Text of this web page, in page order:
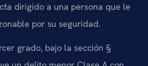
dirigido a una persona que le
por su seguridad.
grado, bajo la sección §